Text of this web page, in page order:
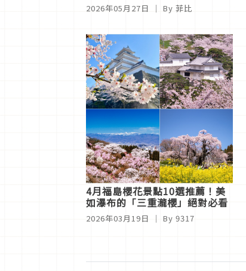
2026年05月27日 ｜ By 菲比
4月福島櫻花景點10選推薦！美
如瀑布的「三重瀧櫻」絕對必看
2026年03月19日 ｜ By 9317